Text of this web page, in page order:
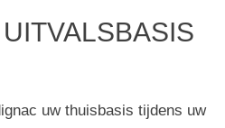
uw thuisbasis tijdens uw